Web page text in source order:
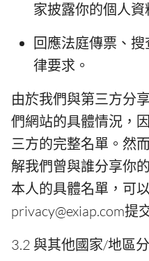
家披露你的個人
回應法庭傳票、
律要求。
由於我們與第三方分
們網站的具體情況，
三方的完整名單。然
解我們曾與誰分享你
本人的具體名單，可
privacy@exiap.com提
3.2 與其他國家/地區